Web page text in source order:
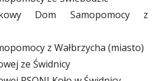
Dom Samopomocy z
z Wałbrzycha (miasto)
ze Świdnicy